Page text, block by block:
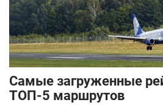
Самые загруженные
ТОП-5 маршрутов